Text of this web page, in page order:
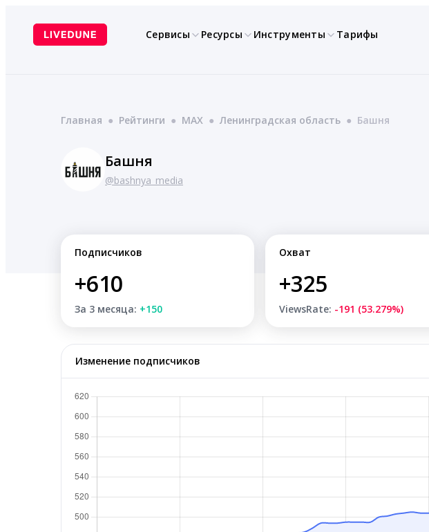
содержимому
Сервисы Ресурсы Инструменты Тарифы
Главная ● Рейтинги ● MAX ● Ленинградская область ● Башня
Башня
@bashnya_media
Подписчиков
+610
За 3 месяца: +150
Охват
+325
ViewsRate: -191 (53.279%)
Изменение подписчиков